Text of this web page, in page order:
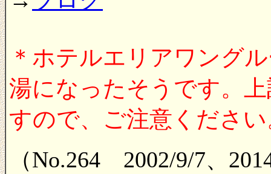
＊ホテルエリアワング
湯になったそうです。
すので、ご注意ください
（No.264 2002/9/7、